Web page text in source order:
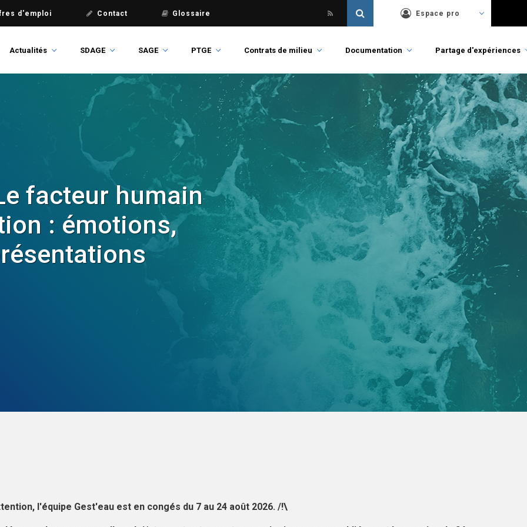
d'emploi Contact Glossaire Espace pro
Actualités SDAGE SAGE PTGE Contrats de milieu Documentation Partage d'expériences
facteur humain
: émotions,
pour l’eau du
publient une
du dossier sur la
sur les
l'équipe Gest'eau est en congés du 7 au 24 août 2026. /!\